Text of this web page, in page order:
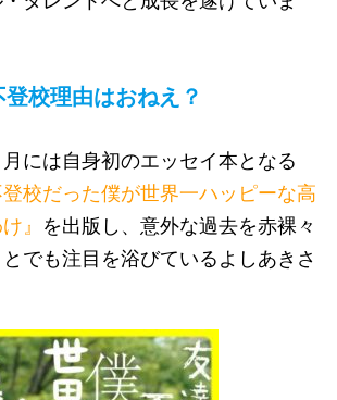
登校理由はおねえ？
には自身初のエッセイ本となる
登校だった僕が世界一ハッピーな高
』 を出版し、意外な過去を赤裸々
でも注目を浴びているよしあきさ